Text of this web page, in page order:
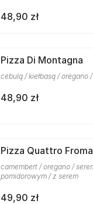
48,90 zł
Pizza Di Montagna
cebulą / kiełbasą / oregano
48,90 zł
Pizza Quattro
camembert / oregano /
pomidorowym / z serem
49,90 zł